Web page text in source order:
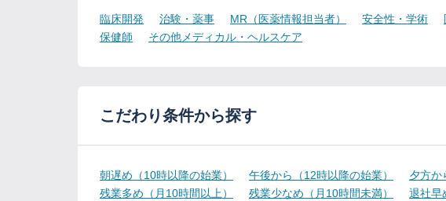
臨床開発 治験・薬事 MR（医薬情報担当者） 安全性・学術
保健師
その他メディカル・ヘルスケア
こだわり条件から探す
朝遅め（10時以降の始業） 午後から（12時以降の始業） 夕方か
残業多め（月10時間以上）
残業少なめ（月10時間未満） 退社早